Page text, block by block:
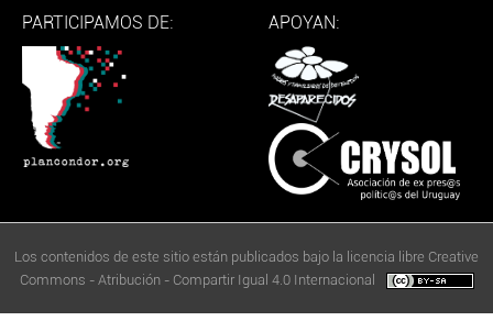
PARTICIPAMOS DE: APOYAN:
Los contenidos de este sitio están publicados bajo la licencia libre Creative
Commons - Atribución - Compartir Igual 4.0 Internacional